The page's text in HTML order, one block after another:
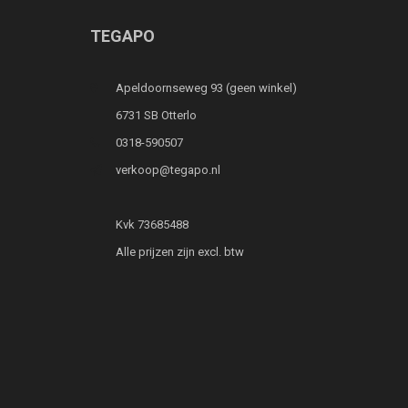
TEGAPO
Apeldoornseweg 93 (geen winkel)
6731 SB Otterlo
0318-590507
verkoop@tegapo.nl
Kvk 73685488
Alle prijzen zijn excl. btw